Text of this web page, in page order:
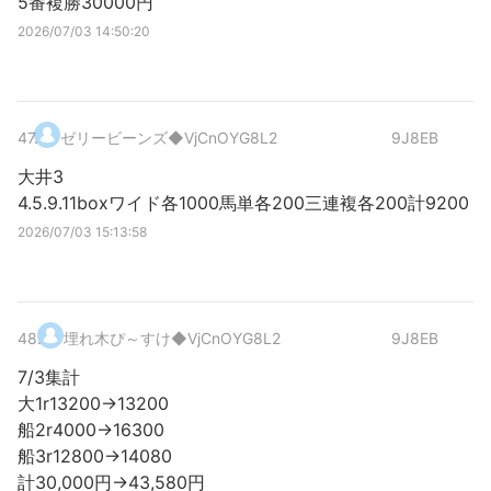
2026/07/03 14:50:20
47. ゼリービーンズ◆VjCnOYG8L2 9J8EB
大井3
4.5.9.11boxワイド各1000馬単各200三連複各200計9200
2026/07/03 15:13:58
48. 埋れ木ぴ～すけ◆VjCnOYG8L2 9J8EB
7/3集計
大1r13200→13200
船2r4000→16300
船3r12800→14080
計30,000円→43,580円